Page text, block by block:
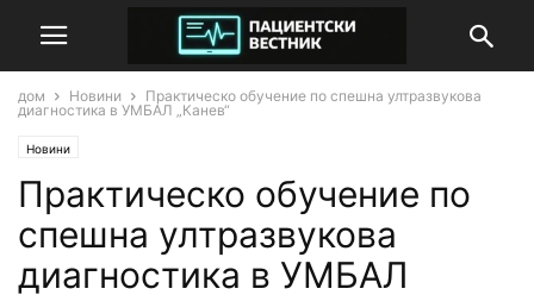
дом Новини
Практическо обучение по спешна ултразвукова
диагностика в УМБАЛ „Канев“
Новини
Практическо обучение по
спешна ултразвукова
диагностика в УМБАЛ